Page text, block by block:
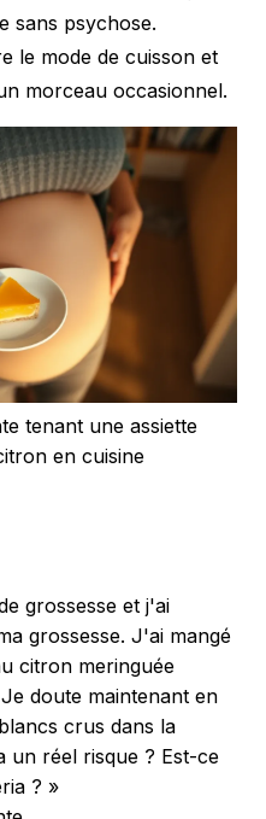
sans psychose.
le mode de cuisson et
morceau occasionnel.
tenant une assiette
en cuisine
grossesse et j'ai
grossesse. J'ai mangé
citron meringuée
doute maintenant en
crus dans la
un réel risque ? Est-ce
? »